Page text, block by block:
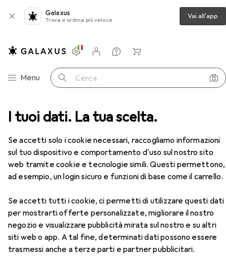
I tuoi dati. La tua scelta.
Se accetti solo i cookie necessari, raccogliamo informazioni
sul tuo dispositivo e comportamento d'uso sul nostro sito
web tramite cookie e tecnologie simili. Questi permettono,
ad esempio, un login sicuro e funzioni di base come il carrello.
Se accetti tutti i cookie, ci permetti di utilizzare questi dati
per mostrarti offerte personalizzate, migliorare il nostro
negozio e visualizzare pubblicità mirata sul nostro e su altri
siti web o app. A tal fine, determinati dati possono essere
trasmessi anche a terze parti e partner pubblicitari.
Galaxus
Trova e ordina più veloce Vai all'app
Categoria Navigazione
Menu Cerca
Impostazioni
Conto cliente
Liste di confronto
Liste dei desideri
Carrello
Cartucce Epson 35XL DuraBrite Ultra Multipack
EUR
208,61
Epson35XL DuraBrite Ultra Multipack
C, FC, M, Y
Accessori per Epson 35XL
DuraBrite Ultra Multipack
Qui trovi accessori adatti per il prodotto Epson 35XL